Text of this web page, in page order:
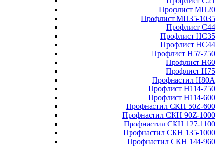
Профлист МП20
Профлист МП35-1035
Профлист С44
Профлист НС35
Профлист НС44
Профлист Н57-750
Профлист Н60
Профлист Н75
Профнастил Н80А
Профлист Н114-750
Профлист Н114-600
Профнастил СКН 50Z-600
Профнастил СКН 90Z-1000
Профнастил СКН 127-1100
Профнастил СКН 135-1000
Профнастил СКН 144-960